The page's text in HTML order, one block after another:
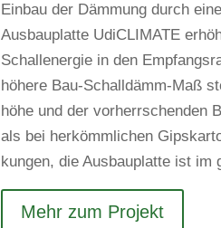
Einbau der Däm­mung durch
Aus­bau­platte UdiCLI­MATE
Schall­energie in den
höhere Bau-Schall­dämm-Maß
höhe und der vor­herr­schenden
als bei her­kömm­li­chen
kungen, die Aus­bau­platte ist im
Mehr zum Projekt